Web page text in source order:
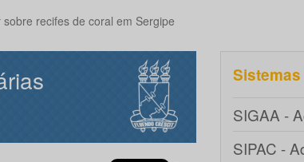
recifes de coral em Sergipe
SIGAA -
SIPAC -